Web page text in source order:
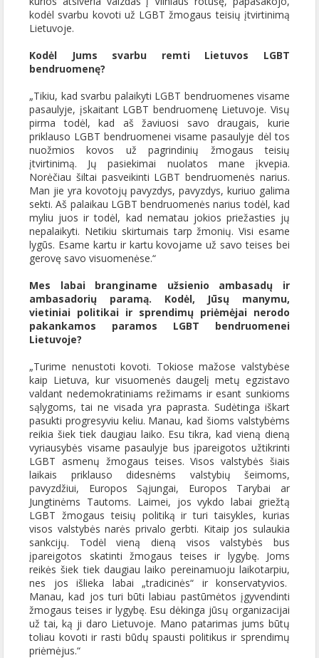
kodėl svarbu kovoti už LGBT žmogaus teisių įtvirtinimą
Lietuvoje.
Kodėl Jums svarbu remti Lietuvos LGBT
bendruomenę?
„Tikiu, kad svarbu palaikyti LGBT bendruomenes visame
pasaulyje, įskaitant LGBT bendruomenę Lietuvoje. Visų
pirma todėl, kad aš žaviuosi savo draugais, kurie
priklauso LGBT bendruomenei visame pasaulyje dėl tos
nuožmios kovos už pagrindinių žmogaus teisių
įtvirtinimą. Jų pasiekimai nuolatos mane įkvepia.
Norėčiau šiltai pasveikinti LGBT bendruomenės narius.
Man jie yra kovotojų pavyzdys, pavyzdys, kuriuo galima
sekti. Aš palaikau LGBT bendruomenės narius todėl, kad
myliu juos ir todėl, kad nematau jokios priežasties jų
nepalaikyti. Netikiu skirtumais tarp žmonių. Visi esame
lygūs. Esame kartu ir kartu kovojame už savo teises bei
gerovę savo visuomenėse.“
Mes labai branginame užsienio ambasadų ir
ambasadorių paramą. Kodėl, Jūsų manymu,
vietiniai politikai ir sprendimų priėmėjai nerodo
pakankamos paramos LGBT bendruomenei
Lietuvoje?
„Turime nenustoti kovoti. Tokiose mažose valstybėse
kaip Lietuva, kur visuomenės daugelį metų egzistavo
valdant nedemokratiniams režimams ir esant sunkioms
sąlygoms, tai ne visada yra paprasta. Sudėtinga iškart
pasukti progresyviu keliu. Manau, kad šioms valstybėms
reikia šiek tiek daugiau laiko. Esu tikra, kad vieną dieną
vyriausybės visame pasaulyje bus įpareigotos užtikrinti
LGBT asmenų žmogaus teises. Visos valstybės šiais
laikais priklauso didesnėms valstybių šeimoms,
pavyzdžiui, Europos Sąjungai, Europos Tarybai ar
Jungtinėms Tautoms. Laimei, jos vykdo labai griežtą
LGBT žmogaus teisių politiką ir turi taisykles, kurias
visos valstybės narės privalo gerbti. Kitaip jos sulaukia
sankcijų. Todėl vieną dieną visos valstybės bus
įpareigotos skatinti žmogaus teises ir lygybę. Joms
reikės šiek tiek daugiau laiko pereinamuoju laikotarpiu,
nes jos išlieka labai „tradicinės“ ir konservatyvios.
Manau, kad jos turi būti labiau pastūmėtos įgyvendinti
žmogaus teises ir lygybę. Esu dėkinga jūsų organizacijai
už tai, ką ji daro Lietuvoje. Mano patarimas jums būtų
toliau kovoti ir rasti būdų spausti politikus ir sprendimų
priėmėjus.“